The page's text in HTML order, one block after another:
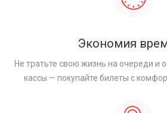
Экономия
Не тратьте свою жизнь на очереди и
кассы — покупайте билеты с